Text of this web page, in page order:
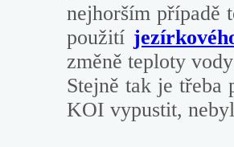
nejhorším případě
použití
změně teploty
Stejně tak je třeba
KOI vypustit,